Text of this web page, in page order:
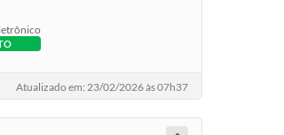
Atualizado em: 23/02/2026 às 07h37